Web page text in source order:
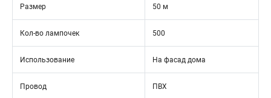
Размер 50 м
Кол-во лампочек 500
Использование На фасад дома
Провод ПВХ